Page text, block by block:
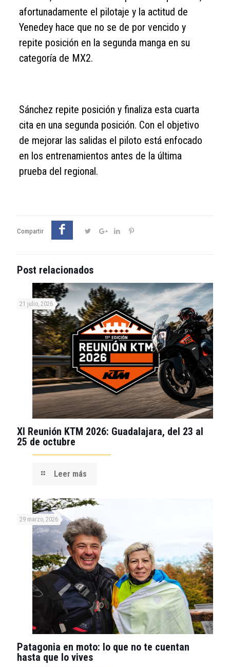
afortunadamente el pilotaje y la actitud de
Yenedey hace que no se de por vencido y
repite posición en la segunda manga en su
categoría de MX2.
Sánchez repite posición y finaliza esta cuarta
cita en una segunda posición. Con el objetivo
de mejorar las salidas el piloto está enfocado
en los entrenamientos antes de la última
prueba del regional.
Compartir
Post relacionados
21 julio, 2026
XI Reunión KTM 2026: Guadalajara, del 23 al
25 de octubre
Leer más
29 marzo, 2026
Patagonia en moto: lo que no te cuentan
hasta que lo vives